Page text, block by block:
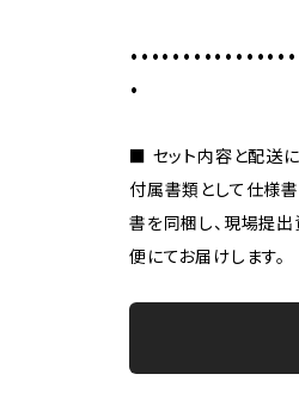
•
■ セット内容と配送
付属書類として仕様書
書を同梱し、現場提
便にてお届けします。